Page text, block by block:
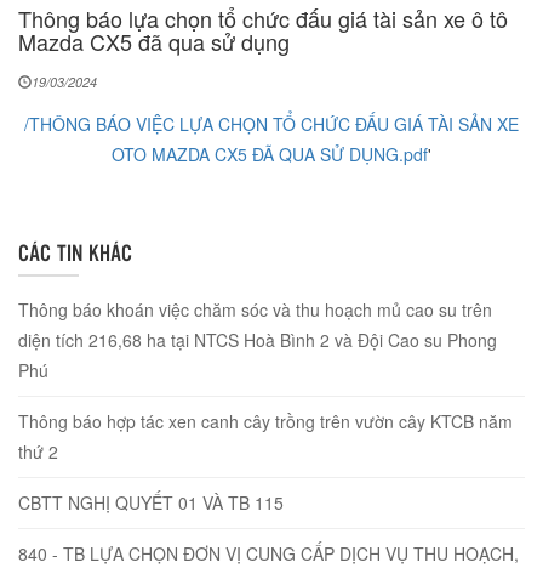
Thông báo lựa chọn tổ chức đấu giá tài sản xe ô tô
Mazda CX5 đã qua sử dụng
19/03/2024
/THÔNG BÁO VIỆC LỰA CHỌN TỔ CHỨC ĐẤU GIÁ TÀI SẢN XE
OTO MAZDA CX5 ĐÃ QUA SỬ DỤNG.pdf'
CÁC TIN KHÁC
Thông báo khoán việc chăm sóc và thu hoạch mủ cao su trên
diện tích 216,68 ha tại NTCS Hoà Bình 2 và Đội Cao su Phong
Phú
Thông báo hợp tác xen canh cây trồng trên vườn cây KTCB năm
thứ 2
CBTT NGHỊ QUYẾT 01 VÀ TB 115
840 - TB LỰA CHỌN ĐƠN VỊ CUNG CẤP DỊCH VỤ THU HOẠCH,